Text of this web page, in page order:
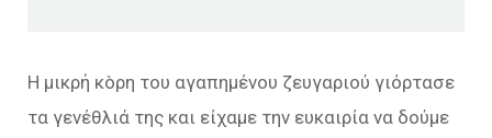
Η μικρή κòρη του αγαπημένου ζευγαριού γιόρτασε
τα γενέθλιά της και είχαμε την ευκαιρία να δούμε